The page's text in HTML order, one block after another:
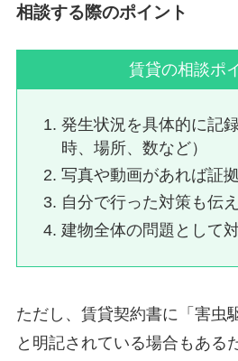
相談する際のポイント
賃貸の相談ポ
発生状況を具体的に記
時、場所、数など）
写真や動画があれば証
自分で行った対策も伝
建物全体の問題として
ただし、賃貸契約書に「害虫
と明記されている場合もある